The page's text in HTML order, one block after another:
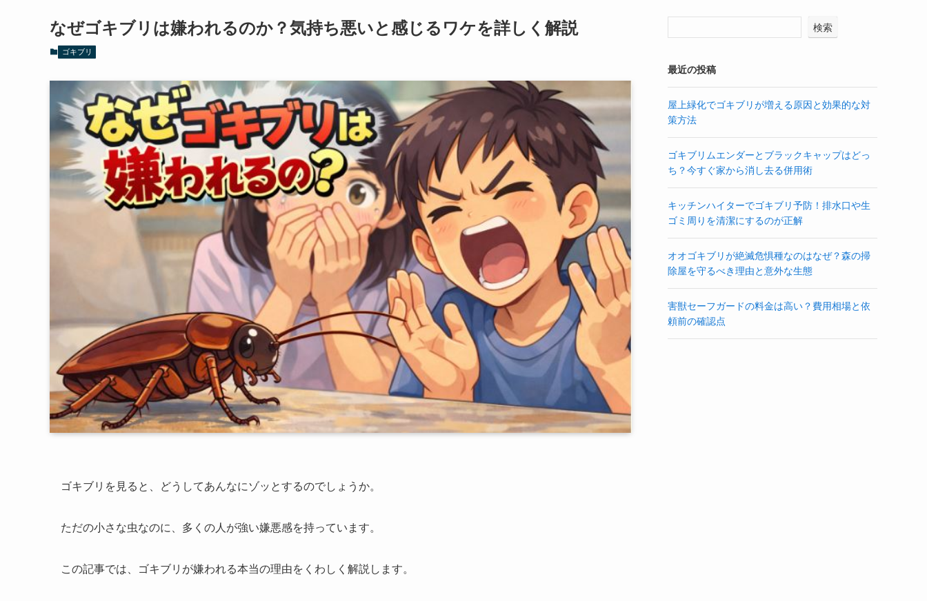
なぜゴキブリは嫌われるのか？気持ち悪いと感じるワケを詳しく解説
ゴキブリ
ゴキブリを見ると、どうしてあんなにゾッとするのでしょうか。
ただの小さな虫なのに、多くの人が強い嫌悪感を持っています。
この記事では、ゴキブリが嫌われる本当の理由をくわしく解説します。
検索
最近の投稿
屋上緑化でゴキブリが増える原因と効果的な対
策方法
ゴキブリムエンダーとブラックキャップはどっ
ち？今すぐ家から消し去る併用術
キッチンハイターでゴキブリ予防！排水口や生
ゴミ周りを清潔にするのが正解
オオゴキブリが絶滅危惧種なのはなぜ？森の掃
除屋を守るべき理由と意外な生態
害獣セーフガードの料金は高い？費用相場と依
頼前の確認点